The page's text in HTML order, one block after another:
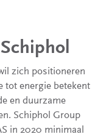
zich positioneren
tot energie betekent
en duurzame
Schiphol Group
in 2020 minimaal